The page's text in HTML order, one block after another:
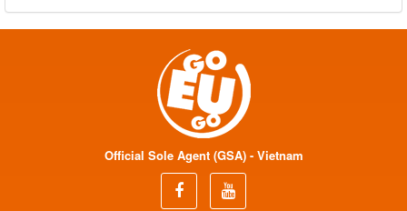
Official Sole Agent (GSA) - Vietnam